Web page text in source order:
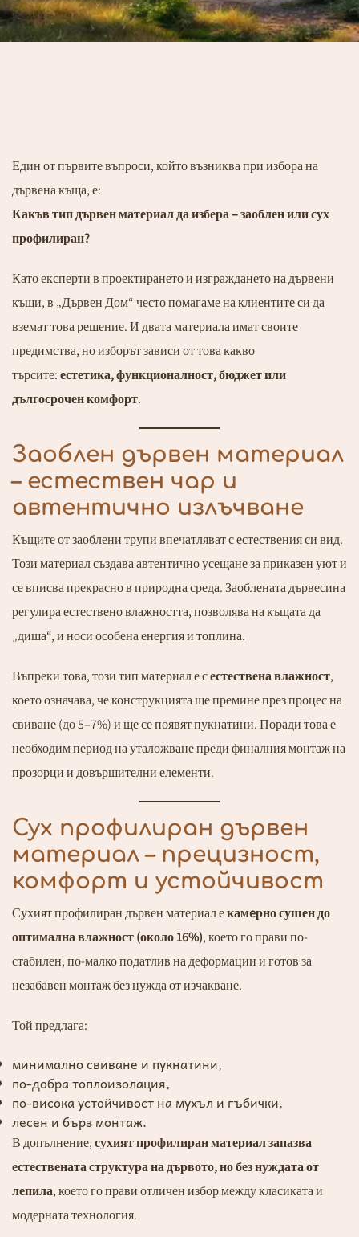
Един от първите въпроси, който възниква при избора на
дървена къща, е:
Какъв тип дървен материал да избера – заоблен или сух
профилиран?
Като експерти в проектирането и изграждането на дървени
къщи, в „Дървен Дом“ често помагаме на клиентите си да
вземат това решение. И двата материала имат своите
предимства, но изборът зависи от това какво
търсите:естетика, функционалност, бюджет или
дългосрочен комфорт.
Заоблен дървен материал
– естествен чар и
автентично излъчване
Къщите от заоблени трупи впечатляват с естествения си вид.
Този материал създава автентично усещане за приказен уют и
се вписва прекрасно в природна среда. Заоблената дървесина
регулира естествено влажността, позволява на къщата да
„диша“, и носи особена енергия и топлина.
Въпреки това, този тип материал е сестествена влажност,
което означава, че конструкцията ще премине през процес на
свиване (до 5–7%) и ще се появят пукнатини. Поради това е
необходим период на уталожване преди финалния монтаж на
прозорци и довършителни елементи.
Сух профилиран дървен
материал – прецизност,
комфорт и устойчивост
Сухият профилиран дървен материал екамeрно сушен до
оптимална влажност (около 16%), което го прави по-
стабилен, по-малко податлив на деформации и готов за
незабавен монтаж без нужда от изчакване.
Той предлага:
минимално свиване и пукнатини,
по-добра топлоизолация,
по-висока устойчивост на мухъл и гъбички,
лесен и бърз монтаж.
В допълнение,сухият профилиран материал запазва
естествената структура на дървото, но без нуждата от
лепила, което го прави отличен избор между класиката и
модерната технология.